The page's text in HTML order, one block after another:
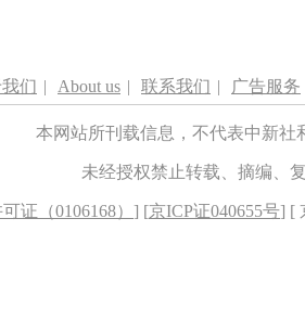
们 | About us | 联系我们 | 广告服务
本网站所刊载信息，不代表中新
未经授权禁止转载、摘编、
证（0106168） ] [京ICP证040655号] [